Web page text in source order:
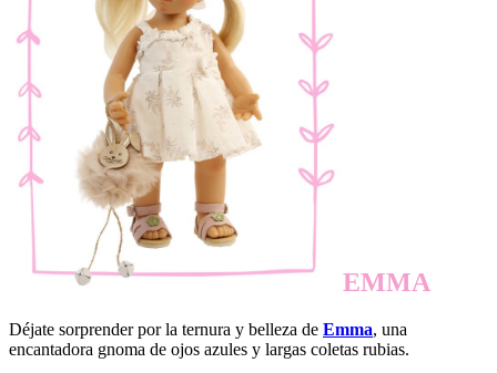
EMMA
Déjate sorprender por la ternura y belleza de Emma, una
encantadora gnoma de ojos azules y largas coletas rubias.